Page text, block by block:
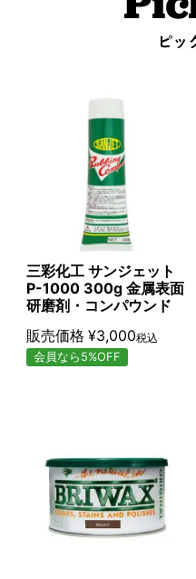
三彩化工 サンジェット
P-1000 300g 金属表面
研磨剤・コンパウンド
販売価格 ¥3,000税込
会員なら5%OFF